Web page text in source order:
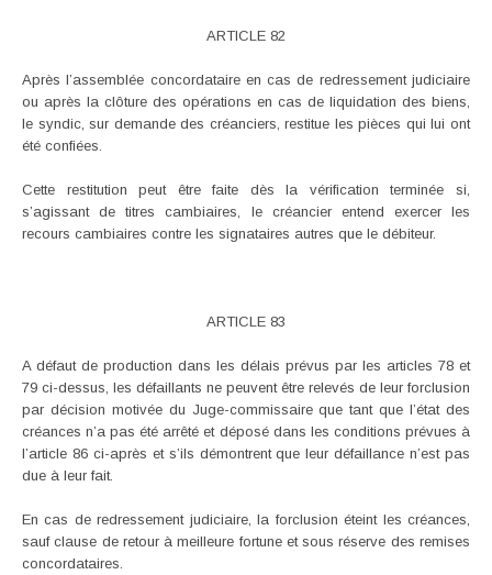
ARTICLE 82
Après l’assemblée concordataire en cas de redressement judiciaire
ou après la clôture des opérations en cas de liquidation des biens,
le syndic, sur demande des créanciers, restitue les pièces qui lui ont
été confiées.
Cette restitution peut être faite dès la vérification terminée si,
s’agissant de titres cambiaires, le créancier entend exercer les
recours cambiaires contre les signataires autres que le débiteur.
ARTICLE 83
A défaut de production dans les délais prévus par les articles 78 et
79 ci-dessus, les défaillants ne peuvent être relevés de leur forclusion
par décision motivée du Juge-commissaire que tant que l’état des
créances n’a pas été arrêté et déposé dans les conditions prévues à
l’article 86 ci-après et s’ils démontrent que leur défaillance n’est pas
due à leur fait.
En cas de redressement judiciaire, la forclusion éteint les créances,
sauf clause de retour à meilleure fortune et sous réserve des remises
concordataires.